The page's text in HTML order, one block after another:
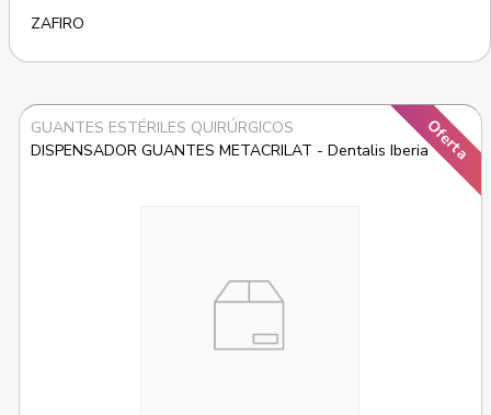
ZAFIRO
Oferta
GUANTES ESTÉRILES QUIRÚRGICOS
DISPENSADOR GUANTES METACRILAT - Dentalis Iberia